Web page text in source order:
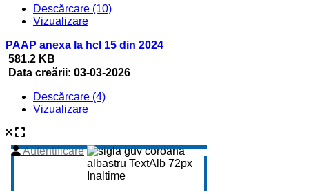
Descărcare (10)
Vizualizare
PAAP anexa la hcl 15 din 2024
581.2 KB
Data creării: 03-03-2026
Descărcare (4)
Vizualizare